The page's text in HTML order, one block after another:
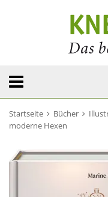
Startseite Bücher
moderne Hexen